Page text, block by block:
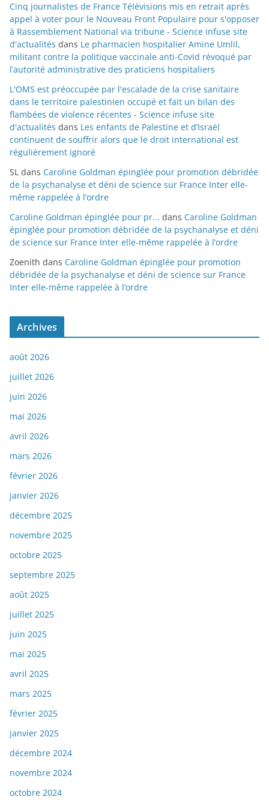
Cinq journalistes de France Télévisions mis en retrait après
appel à voter pour le Nouveau Front Populaire pour s'opposer
à Rassemblement National via tribune - Science infuse site
d'actualités dans Le pharmacien hospitalier Amine Umlil,
militant contre la politique vaccinale anti-Covid révoqué par
l’autorité administrative des praticiens hospitaliers
L'OMS est préoccupée par l'escalade de la crise sanitaire
dans le territoire palestinien occupé et fait un bilan des
flambées de violence récentes - Science infuse site
d'actualités dans Les enfants de Palestine et d’Israël
continuent de souffrir alors que le droit international est
régulièrement ignoré
SL dans Caroline Goldman épinglée pour promotion débridée
de la psychanalyse et déni de science sur France Inter elle-
même rappelée à l’ordre
Caroline Goldman épinglée pour pr... dans Caroline Goldman
épinglée pour promotion débridée de la psychanalyse et déni
de science sur France Inter elle-même rappelée à l’ordre
Zoenith dans Caroline Goldman épinglée pour promotion
débridée de la psychanalyse et déni de science sur France
Inter elle-même rappelée à l’ordre
Archives
août 2026
juillet 2026
juin 2026
mai 2026
avril 2026
mars 2026
février 2026
janvier 2026
décembre 2025
novembre 2025
octobre 2025
septembre 2025
août 2025
juillet 2025
juin 2025
mai 2025
avril 2025
mars 2025
février 2025
janvier 2025
décembre 2024
novembre 2024
octobre 2024